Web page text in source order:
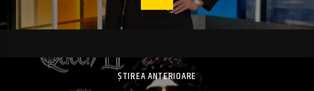
ȘTIREA ANTERIOARE